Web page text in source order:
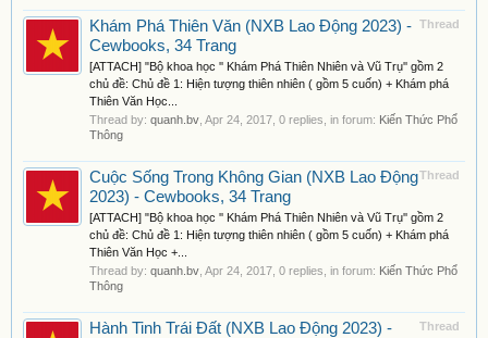
Thread
Khám Phá Thiên Văn (NXB Lao Động 2023) -
Cewbooks, 34 Trang
[ATTACH] "Bộ khoa học '' Khám Phá Thiên Nhiên và Vũ Trụ'' gồm 2
chủ đề: Chủ đề 1: Hiện tượng thiên nhiên ( gồm 5 cuốn) + Khám phá
Thiên Văn Học...
Thread by: quanh.bv Apr 24, 2017 , 0 replies, in forum: Kiến Thức Phổ
Thông
Thread
Cuộc Sống Trong Không Gian (NXB Lao Động
2023) - Cewbooks, 34 Trang
[ATTACH] "Bộ khoa học '' Khám Phá Thiên Nhiên và Vũ Trụ'' gồm 2
chủ đề: Chủ đề 1: Hiện tượng thiên nhiên ( gồm 5 cuốn) + Khám phá
Thiên Văn Học +...
Thread by: quanh.bv Apr 24, 2017 , 0 replies, in forum: Kiến Thức Phổ
Thông
Thread
Hành Tinh Trái Đất (NXB Lao Động 2023) -